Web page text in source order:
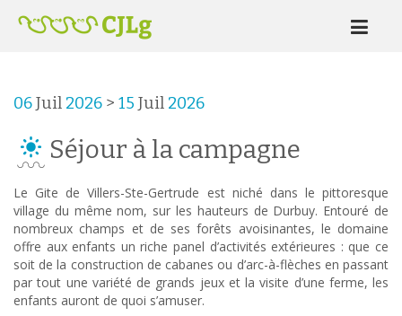
06Juil 2026 > 15 Juil 2026
Séjour à la campagne
Le Gite de Villers-Ste-Gertrude est niché dans le pittoresque
village du même nom, sur les hauteurs de Durbuy. Entouré de
nombreux champs et de ses forêts avoisinantes, le domaine
offre aux enfants un riche panel d’activités extérieures : que ce
soit de la construction de cabanes ou d’arc-à-flèches en passant
par tout une variété de grands jeux et la visite d’une ferme, les
enfants auront de quoi s’amuser.